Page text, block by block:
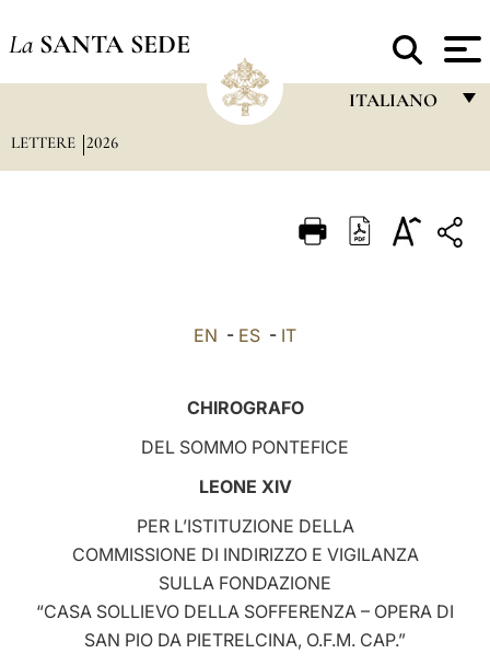
La SANTA SEDE
ITALIANO
ITALIANO
العربيّة
LATINE
LETTERE 2026
EN - ES - IT
CHIROGRAFO
DEL SOMMO PONTEFICE
LEONE XIV
PER L’ISTITUZIONE DELLA
COMMISSIONE DI INDIRIZZO E VIGILANZA
SULLA FONDAZIONE
“CASA SOLLIEVO DELLA SOFFERENZA – OPERA DI
SAN PIO DA PIETRELCINA, O.F.M. CAP.”